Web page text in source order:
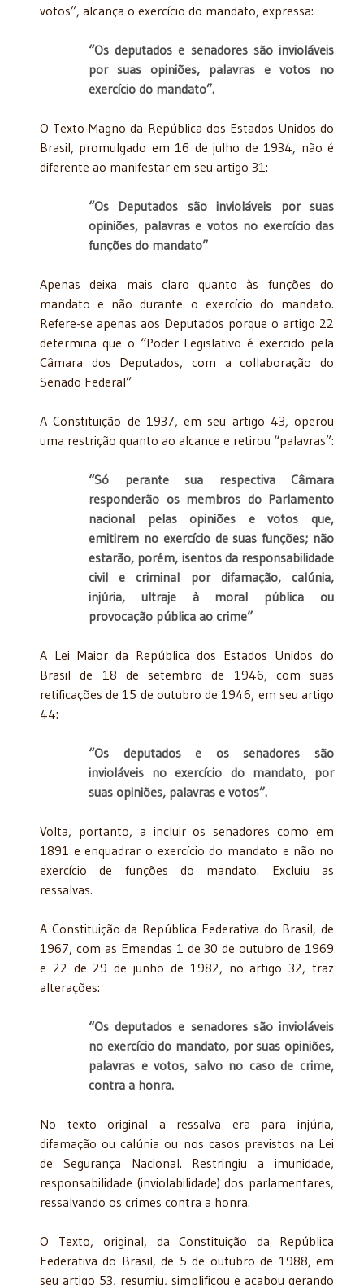
votos”, alcança o exercício do mandato, expressa:
“Os deputados e senadores são invioláveis
por suas opiniões, palavras e votos no
exercício do mandato”.
O Texto Magno da República dos Estados Unidos do
Brasil, promulgado em 16 de julho de 1934, não é
diferente ao manifestar em seu artigo 31:
“Os Deputados são invioláveis por suas
opiniões, palavras e votos no exercício das
funções do mandato”
Apenas deixa mais claro quanto às funções do
mandato e não durante o exercício do mandato.
Refere-se apenas aos Deputados porque o artigo 22
determina que o “Poder Legislativo é exercido pela
Câmara dos Deputados, com a collaboração do
Senado Federal”
A Constituição de 1937, em seu artigo 43, operou
uma restrição quanto ao alcance e retirou “palavras”:
“Só perante sua respectiva Câmara
responderão os membros do Parlamento
nacional pelas opiniões e votos que,
emitirem no exercício de suas funções; não
estarão, porém, isentos da responsabilidade
civil e criminal por difamação, calúnia,
injúria, ultraje à moral pública ou
provocação pública ao crime”
A Lei Maior da República dos Estados Unidos do
Brasil de 18 de setembro de 1946, com suas
retificações de 15 de outubro de 1946, em seu artigo
44:
“Os deputados e os senadores são
invioláveis no exercício do mandato, por
suas opiniões, palavras e votos”.
Volta, portanto, a incluir os senadores como em
1891 e enquadrar o exercício do mandato e não no
exercício de funções do mandato. Excluiu as
ressalvas.
A Constituição da República Federativa do Brasil, de
1967, com as Emendas 1 de 30 de outubro de 1969
e 22 de 29 de junho de 1982, no artigo 32, traz
alterações:
“Os deputados e senadores são invioláveis
no exercício do mandato, por suas opiniões,
palavras e votos, salvo no caso de crime,
contra a honra.
No texto original a ressalva era para injúria,
difamação ou calúnia ou nos casos previstos na Lei
de Segurança Nacional. Restringiu a imunidade,
responsabilidade (inviolabilidade) dos parlamentares,
ressalvando os crimes contra a honra.
O Texto, original, da Constituição da República
Federativa do Brasil, de 5 de outubro de 1988, em
seu artigo 53, resumiu, simplificou e acabou gerando